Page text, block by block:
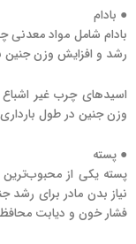
● بادام
رشد و افزایش وزن
اسیدهای چرب غیر
وزن جنین در طول
● پسته
پسته یکی از
نیاز بدن مادر برای رشد
فشار خون و دیابت